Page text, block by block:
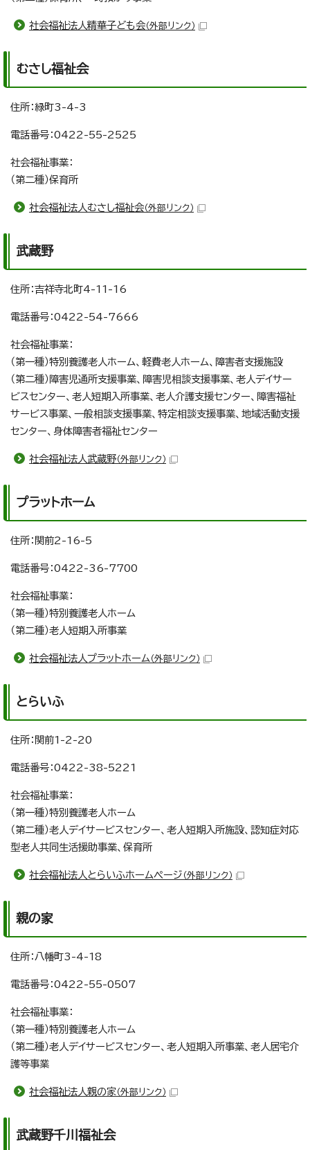
社会福祉法人精華子ども会（外部リンク）
むさし福祉会
住所：緑町3-4-3
電話番号：0422-55-2525
社会福祉事業：
（第二種）保育所
社会福祉法人むさし福祉会（外部リンク）
武蔵野
住所：吉祥寺北町4-11-16
電話番号：0422-54-7666
社会福祉事業：
（第一種）特別養護老人ホーム、軽費老人ホーム、障害者支援施設
（第二種）障害児通所支援事業、障害児相談支援事業、老人デイサー
ビスセンター、老人短期入所事業、老人介護支援センター、障害福祉
サービス事業、一般相談支援事業、特定相談支援事業、地域活動支援
センター、身体障害者福祉センター
社会福祉法人武蔵野（外部リンク）
プラットホーム
住所：関前2-16-5
電話番号：0422-36-7700
社会福祉事業：
（第一種）特別養護老人ホーム
（第二種）老人短期入所事業
社会福祉法人プラットホーム （外部リンク）
とらいふ
住所：関前1-2-20
電話番号：0422-38-5221
社会福祉事業：
（第一種）特別養護老人ホーム
（第二種）老人デイサービスセンター、老人短期入所施設、認知症対応
型老人共同生活援助事業、保育所
社会福祉法人とらいふホームページ （外部リンク）
親の家
住所：八幡町3-4-18
電話番号：0422-55-0507
社会福祉事業：
（第一種）特別養護老人ホーム
（第二種）老人デイサービスセンター、老人短期入所事業、老人居宅介
護等事業
社会福祉法人親の家（外部リンク）
武蔵野千川福祉会